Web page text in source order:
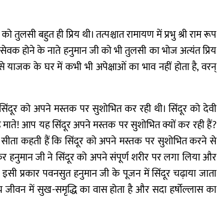
तुलसी बहुत ही प्रिय थी। तत्पश्चात रामायण में प्रभु श्री राम रूप
होने के नाते हनुमान जी को भी तुलसी का भोज अत्यंत प्रिय
याजक के घर में कभी भी अपेक्षाओं का भाव नहीं होता है, वरन्
को अपने मस्तक पर सुशोभित कर रही थी। सिंदूर को देवी
आप यह सिंदूर अपने मस्तक पर सुशोभित क्यों कर रही हैं?
सीता कहती हैं कि सिंदूर को अपने मस्तक पर सुशोभित करने से
हनुमान जी ने सिंदूर को अपने संपूर्ण शरीर पर लगा लिया और
प्रकार पवनसुत हनुमान जी के पूजन में सिंदूर चढ़ाया जाता
में सुख-समृद्धि का वास होता है और सदा हर्षोल्लास का